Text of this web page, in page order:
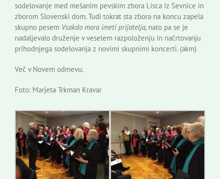
Novi odmev – naše glasilo
Založništvo
sodelovanje med mešanim pevskim zbora Lisca iz Sevnice in
zborom Slovenski dom. Tudi tokrat sta zbora na koncu zapela
skupno pesem Vsakdo mora imeti prijatelja, nato pa se je
nadaljevalo druženje v veselem razpoloženju in načrtovanju
prihodnjega sodelovanja z novimi skupnimi koncerti. (akm)
Več v Novem odmevu.
Foto: Marjeta Trkman Kravar